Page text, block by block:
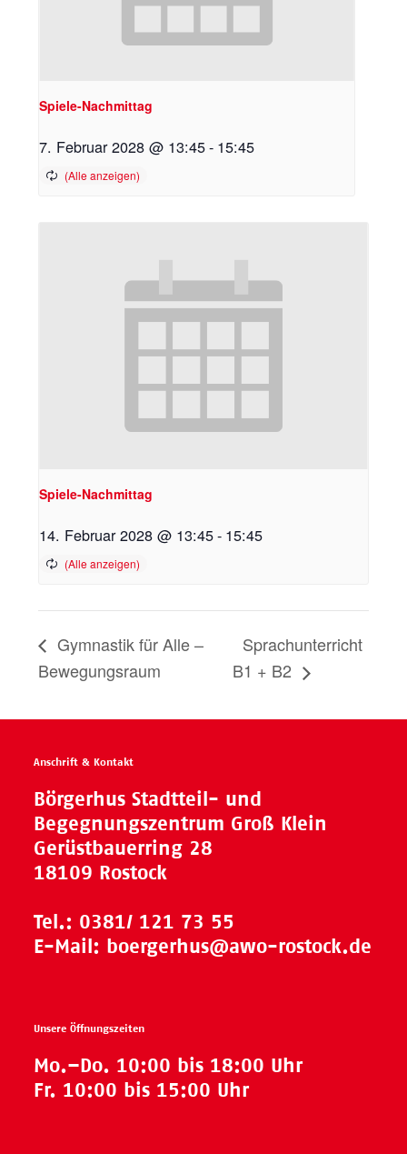
Spiele-Nachmittag
7. Februar 2028 @ 13:45- 15:45
Spiele-Nachmittag
14. Februar 2028 @ 13:45- 15:45
Gymnastik für Alle –
Bewegungsraum
Sprachunterricht
B1 + B2
Anschrift & Kontakt
Börgerhus Stadtteil- und
Begegnungszentrum Groß Klein
Gerüstbauerring 28
18109 Rostock
Tel.: 0381/ 121 73 55
E-Mail: boergerhus@awo-rostock.de
Unsere Öffnungszeiten
Mo.–Do. 10:00 bis 18:00 Uhr
Fr. 10:00 bis 15:00 Uhr